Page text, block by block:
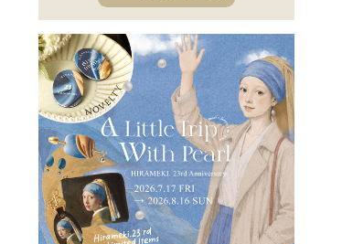
ラフヴィンテージ
ハレノヒプロジェクト